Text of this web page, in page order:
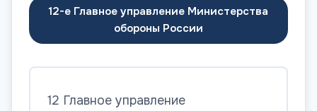
12-е Главное управление Министерства
обороны России
12 Главное управление